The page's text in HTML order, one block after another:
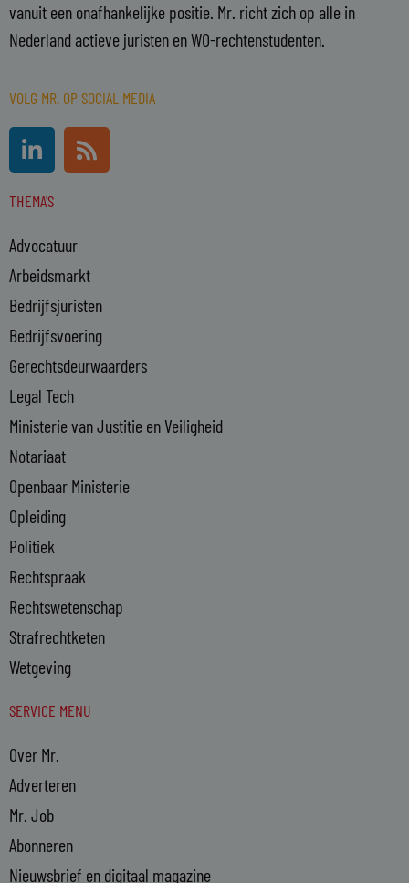
vanuit een onafhankelijke positie. Mr. richt zich op alle in
Nederland actieve juristen en WO-rechtenstudenten.
VOLG MR. OP SOCIAL MEDIA
L
i
n
k
d
i
n
-
i
n
R
s
s
THEMA'S
Advocatuur
Arbeidsmarkt
Bedrijfsjuristen
Bedrijfsvoering
Gerechtsdeurwaarders
Legal Tech
Ministerie van Justitie en Veiligheid
Notariaat
Openbaar Ministerie
Opleiding
Politiek
Rechtspraak
Rechtswetenschap
Strafrechtketen
Wetgeving
SERVICE MENU
Over Mr.
Adverteren
Mr. Job
Abonneren
Nieuwsbrief en digitaal magazine